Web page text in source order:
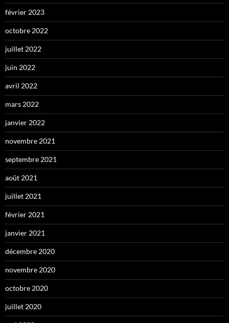
février 2023
octobre 2022
juillet 2022
juin 2022
avril 2022
mars 2022
janvier 2022
novembre 2021
septembre 2021
août 2021
juillet 2021
février 2021
janvier 2021
décembre 2020
novembre 2020
octobre 2020
juillet 2020